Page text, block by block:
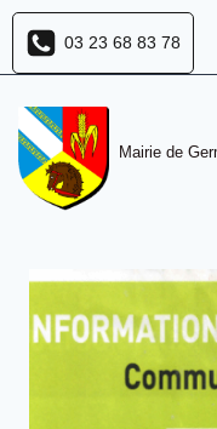
Aller
contenu
03 23 68 83 78
Mairie de